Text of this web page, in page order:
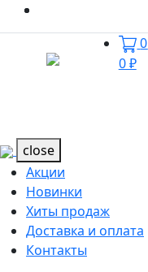
0
0 ₽
close
Акции
Новинки
Хиты продаж
Доставка и оплата
Контакты